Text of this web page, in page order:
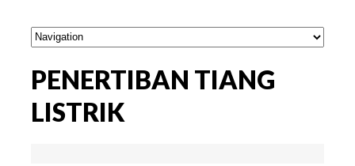
PENERTIBAN TIANG
LISTRIK